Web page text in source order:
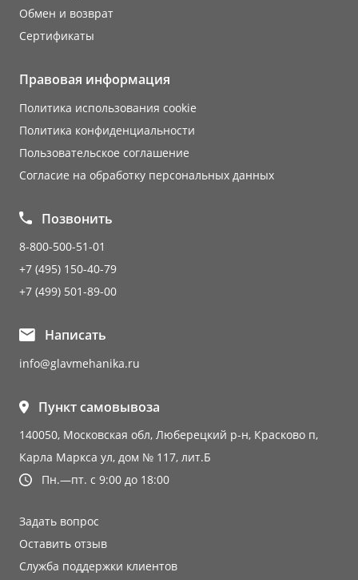
Обмен и возврат
Сертификаты
Правовая информация
Политика использования cookie
Политика конфиденциальности
Пользовательское соглашение
Согласие на обработку персональных данных
Позвонить
8-800-500-51-01
+7 (495) 150-40-79
+7 (499) 501-89-00
Написать
info@glavmehanika.ru
Пункт самовывоза
140050, Московская обл, Люберецкий р-н, Красково п,
Карла Маркса ул, дом № 117, лит.Б
Пн.—пт. с 9:00 до 18:00
Задать вопрос
Оставить отзыв
Служба поддержки клиентов